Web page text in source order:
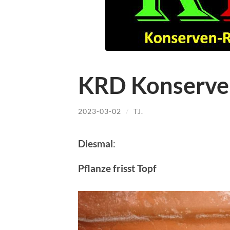
KRD
2023-03-02 / TJ.
Diesmal:
Pflanze frisst Topf